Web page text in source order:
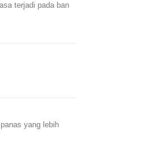
terjadi pada ban
yang lebih